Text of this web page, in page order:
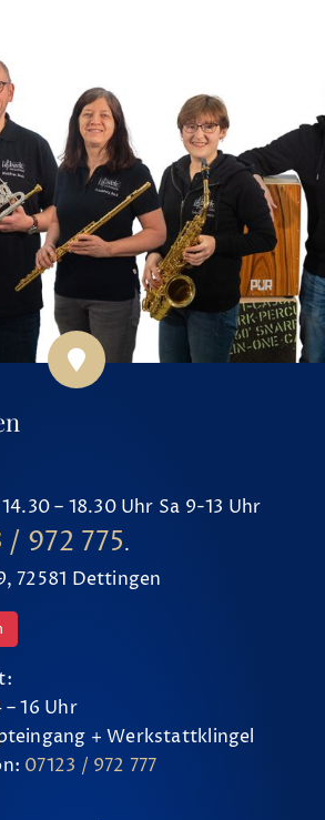
– 18.30 Uhr Sa 9-13 Uhr
/ 972 775.
72581 Dettingen
– 16 Uhr
+ Werkstattklingel
07123 / 972 777